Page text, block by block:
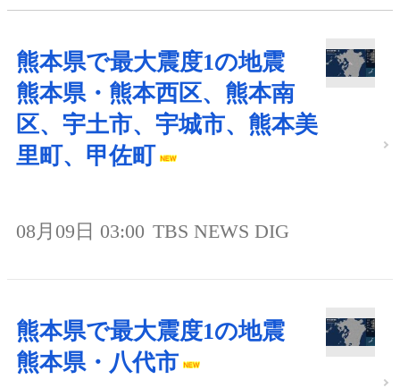
熊本県で最大震度1の地震
熊本県・熊本西区、熊本南
区、宇土市、宇城市、熊本美
里町、甲佐町
08月09日 03:00 TBS NEWS DIG
熊本県で最大震度1の地震
熊本県・八代市